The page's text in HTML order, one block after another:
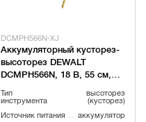
DCMPH566N-XJ
Аккумуляторный кусторез-
высоторез DEWALT
DCMPH566N, 18 В, 55 см,
(DCMPH566N-XJ)
Тип
инструмента
высоторез
(кусторез)
Источник питания аккумулятор